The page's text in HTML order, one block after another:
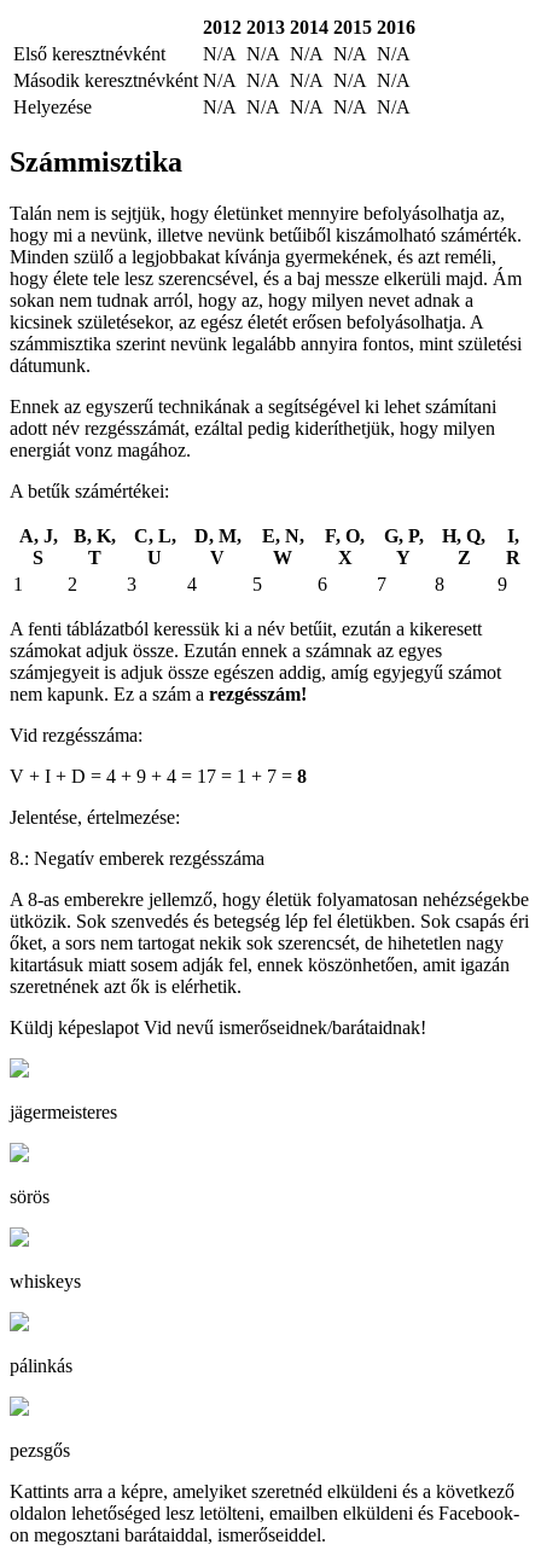
2012 2013 2014 2015 2016
Első keresztnévként
N/A N/A N/A N/A N/A
Második keresztnévként N/A N/A N/A N/A N/A
Helyezése
N/A N/A N/A N/A N/A
Számmisztika
Talán nem is sejtjük, hogy életünket mennyire befolyásolhatja az,
hogy mi a nevünk, illetve nevünk betűiből kiszámolható számérték.
Minden szülő a legjobbakat kívánja gyermekének, és azt reméli,
hogy élete tele lesz szerencsével, és a baj messze elkerüli majd. Ám
sokan nem tudnak arról, hogy az, hogy milyen nevet adnak a
kicsinek születésekor, az egész életét erősen befolyásolhatja. A
számmisztika szerint nevünk legalább annyira fontos, mint születési
dátumunk.
Ennek az egyszerű technikának a segítségével ki lehet számítani
adott név rezgésszámát, ezáltal pedig kideríthetjük, hogy milyen
energiát vonz magához.
A betűk számértékei:
A, J,
S
B, K,
T
C, L,
U
D, M,
V
E, N,
W
F, O,
X
G, P,
Y
H, Q,
Z
I,
R
1
2 3 4 5 6 7 8 9
A fenti táblázatból keressük ki a név betűit, ezután a kikeresett
számokat adjuk össze. Ezután ennek a számnak az egyes
számjegyeit is adjuk össze egészen addig, amíg egyjegyű számot
nem kapunk. Ez a szám a rezgésszám!
Vid rezgésszáma:
V + I + D = 4 + 9 + 4 = 17 = 1 + 7 = 8
Jelentése, értelmezése:
8.: Negatív emberek rezgésszáma
A 8-as emberekre jellemző, hogy életük folyamatosan nehézségekbe
ütközik. Sok szenvedés és betegség lép fel életükben. Sok csapás éri
őket, a sors nem tartogat nekik sok szerencsét, de hihetetlen nagy
kitartásuk miatt sosem adják fel, ennek köszönhetően, amit igazán
szeretnének azt ők is elérhetik.
Küldj képeslapot Vid nevű ismerőseidnek/barátaidnak!
jägermeisteres
sörös
whiskeys
pálinkás
pezsgős
Kattints arra a képre, amelyiket szeretnéd elküldeni és a következő
oldalon lehetőséged lesz letölteni, emailben elküldeni és Facebook-
on megosztani barátaiddal, ismerőseiddel.